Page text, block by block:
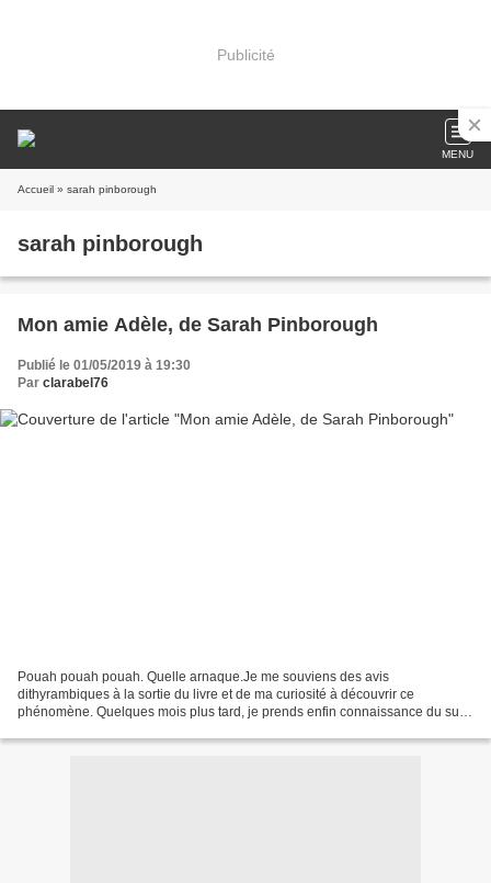
Publicité
MENU
Accueil » sarah pinborough
sarah pinborough
Mon amie Adèle, de Sarah Pinborough
Publié le 01/05/2019 à 19:30
Par clarabel76
Pouah pouah pouah. Quelle arnaque.Je me souviens des avis
dithyrambiques à la sortie du livre et de ma curiosité à découvrir ce
phénomène. Quelques mois plus tard, je prends enfin connaissance du sujet